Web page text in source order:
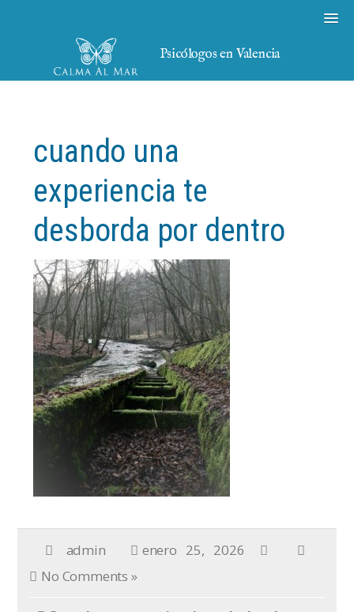
Psicólogos en Valencia
cuando una
experiencia te
desborda por dentro
admin
enero 25, 2026
No Comments »